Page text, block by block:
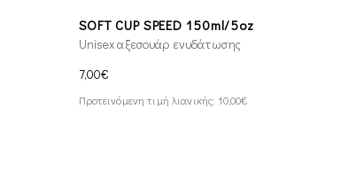
SOFT CUP SPEED 150ml/5oz
Unisex αξεσουάρ ενυδάτωσης
7,00€
Προτεινόμενη τιμή λιανικής: 10,00€